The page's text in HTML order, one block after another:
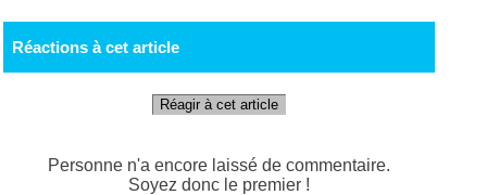
Réactions à cet article
Réagir à cet article
Personne n'a encore laissé de commentaire.
Soyez donc le premier !